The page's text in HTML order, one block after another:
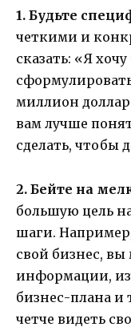
1. Будьте
четкими и
сказать: «Я
миллион
вам лучше
сделать, чтобы
2. Бейте на
большую цель
шаги.
свой бизнес, вы
информации,
бизнес-плана и
четче видеть